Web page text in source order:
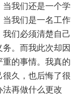
我们还是一个学
我们是一名工作
们必须清楚自己
。而我此次却因
的事情。我真的
久，也后悔了很
再做什么更改